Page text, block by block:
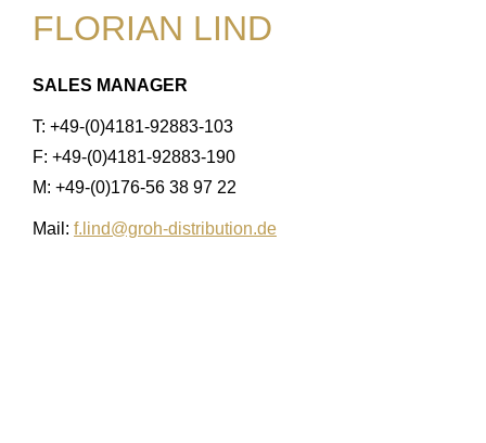
FLORIAN LIND
SALES MANAGER
T: +49-(0)4181-92883-103
F: +49-(0)4181-92883-190
M: +49-(0)176-56 38 97 22
Mail: f.lind@groh-distribution.de